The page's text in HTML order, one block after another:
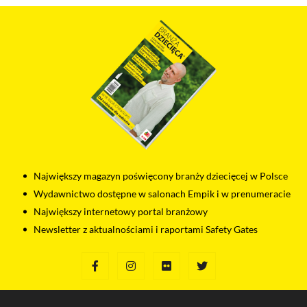
Największy magazyn poświęcony branży dziecięcej w Polsce
Wydawnictwo dostępne w salonach Empik i w prenumeracie
Największy internetowy portal branżowy
Newsletter z aktualnościami i raportami Safety Gates